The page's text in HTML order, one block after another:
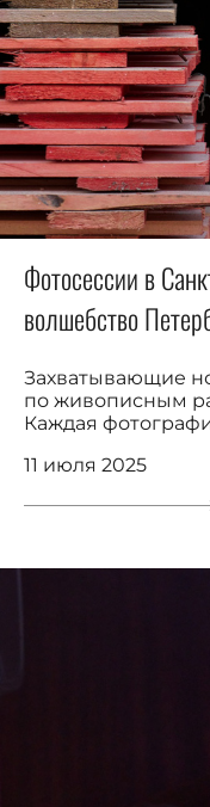
Фотосессии в
волшебство
Захватывающие
по живописным
Каждая
11 июля 2025